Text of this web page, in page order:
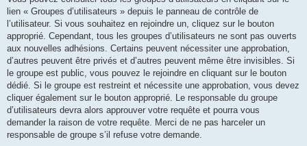
lien « Groupes d’utilisateurs » depuis le panneau de contrôle de
l’utilisateur. Si vous souhaitez en rejoindre un, cliquez sur le bouton
approprié. Cependant, tous les groupes d’utilisateurs ne sont pas ouverts
aux nouvelles adhésions. Certains peuvent nécessiter une approbation,
d’autres peuvent être privés et d’autres peuvent même être invisibles. Si
le groupe est public, vous pouvez le rejoindre en cliquant sur le bouton
dédié. Si le groupe est restreint et nécessite une approbation, vous devez
cliquer également sur le bouton approprié. Le responsable du groupe
d’utilisateurs devra alors approuver votre requête et pourra vous
demander la raison de votre requête. Merci de ne pas harceler un
responsable de groupe s’il refuse votre demande.